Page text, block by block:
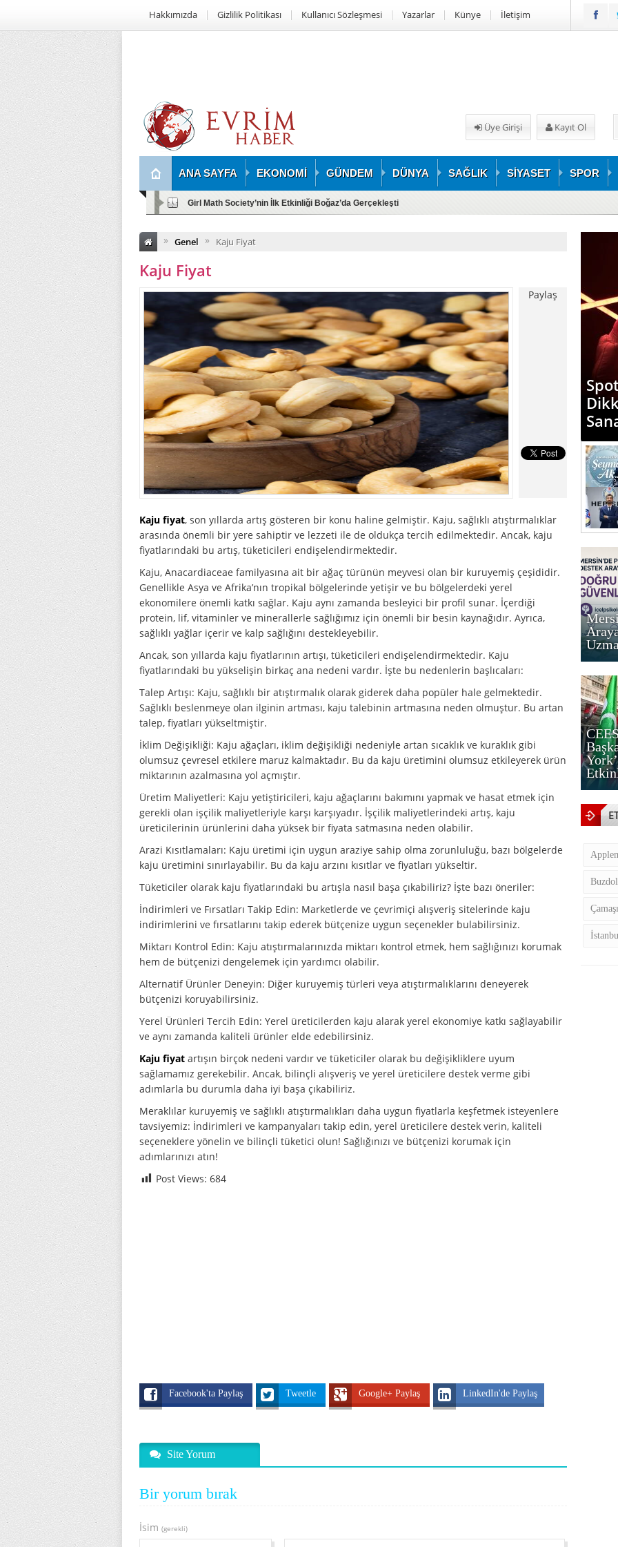
Hakkımızda Gizlilik Politikası Kullanıcı Sözleşmesi Yazarlar Künye İletişim
Üye Girişi Kayıt Ol
ANA SAYFA EKONOMİ GÜNDEM DÜNYA SAĞLIK SİYASET SPOR
Girl Math Society’nin İlk Etkinliği Boğaz’da Gerçekleşti
» Genel » Kaju Fiyat
Kaju Fiyat
Paylaş
Kaju fiyat, son yıllarda artış gösteren bir konu haline gelmiştir. Kaju, sağlıklı atıştırmalıklar
arasında önemli bir yere sahiptir ve lezzeti ile de oldukça tercih edilmektedir. Ancak, kaju
fiyatlarındaki bu artış, tüketicileri endişelendirmektedir.
Kaju, Anacardiaceae familyasına ait bir ağaç türünün meyvesi olan bir kuruyemiş çeşididir.
Genellikle Asya ve Afrika’nın tropikal bölgelerinde yetişir ve bu bölgelerdeki yerel
ekonomilere önemli katkı sağlar. Kaju aynı zamanda besleyici bir profil sunar. İçerdiği
protein, lif, vitaminler ve minerallerle sağlığımız için önemli bir besin kaynağıdır. Ayrıca,
sağlıklı yağlar içerir ve kalp sağlığını destekleyebilir.
Ancak, son yıllarda kaju fiyatlarının artışı, tüketicileri endişelendirmektedir. Kaju
fiyatlarındaki bu yükselişin birkaç ana nedeni vardır. İşte bu nedenlerin başlıcaları:
Talep Artışı: Kaju, sağlıklı bir atıştırmalık olarak giderek daha popüler hale gelmektedir.
Sağlıklı beslenmeye olan ilginin artması, kaju talebinin artmasına neden olmuştur. Bu artan
talep, fiyatları yükseltmiştir.
İklim Değişikliği: Kaju ağaçları, iklim değişikliği nedeniyle artan sıcaklık ve kuraklık gibi
olumsuz çevresel etkilere maruz kalmaktadır. Bu da kaju üretimini olumsuz etkileyerek ürün
miktarının azalmasına yol açmıştır.
Üretim Maliyetleri: Kaju yetiştiricileri, kaju ağaçlarını bakımını yapmak ve hasat etmek için
gerekli olan işçilik maliyetleriyle karşı karşıyadır. İşçilik maliyetlerindeki artış, kaju
üreticilerinin ürünlerini daha yüksek bir fiyata satmasına neden olabilir.
Arazi Kısıtlamaları: Kaju üretimi için uygun araziye sahip olma zorunluluğu, bazı bölgelerde
kaju üretimini sınırlayabilir. Bu da kaju arzını kısıtlar ve fiyatları yükseltir.
Tüketiciler olarak kaju fiyatlarındaki bu artışla nasıl başa çıkabiliriz? İşte bazı öneriler:
İndirimleri ve Fırsatları Takip Edin: Marketlerde ve çevrimiçi alışveriş sitelerinde kaju
indirimlerini ve fırsatlarını takip ederek bütçenize uygun seçenekler bulabilirsiniz.
Miktarı Kontrol Edin: Kaju atıştırmalarınızda miktarı kontrol etmek, hem sağlığınızı korumak
hem de bütçenizi dengelemek için yardımcı olabilir.
Alternatif Ürünler Deneyin: Diğer kuruyemiş türleri veya atıştırmalıklarını deneyerek
bütçenizi koruyabilirsiniz.
Yerel Ürünleri Tercih Edin: Yerel üreticilerden kaju alarak yerel ekonomiye katkı sağlayabilir
ve aynı zamanda kaliteli ürünler elde edebilirsiniz.
Kaju fiyat artışın birçok nedeni vardır ve tüketiciler olarak bu değişikliklere uyum
sağlamamız gerekebilir. Ancak, bilinçli alışveriş ve yerel üreticilere destek verme gibi
adımlarla bu durumla daha iyi başa çıkabiliriz.
Meraklılar kuruyemiş ve sağlıklı atıştırmalıkları daha uygun fiyatlarla keşfetmek isteyenlere
tavsiyemiz: İndirimleri ve kampanyaları takip edin, yerel üreticilere destek verin, kaliteli
seçeneklere yönelin ve bilinçli tüketici olun! Sağlığınızı ve bütçenizi korumak için
adımlarınızı atın!
Post Views: 684
Facebook'ta Paylaş Tweetle Google+ Paylaş LinkedIn'de Paylaş
Site Yorum
Bir yorum bırak
İsim (gerekli)